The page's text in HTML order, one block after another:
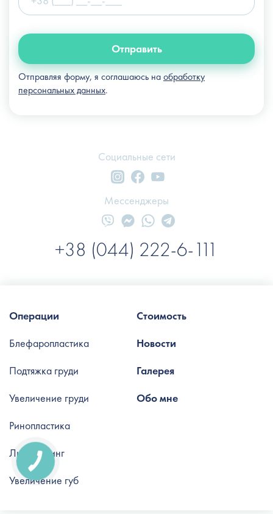
Отправить
Отправляя форму, я соглашаюсь наобработку
персональных данных.
Социальные сети
+38 (044) 222-6-111
Мессенджеры
Стоимость
Новости
Галерея
Обо мне
Операции
Блефаропластика
Подтяжка груди
Увеличение груди
Ринопластика
Липофилинг
Увеличение губ